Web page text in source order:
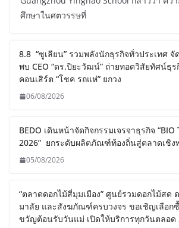
ศึกษาในศตวรรษที่
8.8 “ซูเลียน” รวมพลังนักธุรกิจทั่วประเทศ
พบ CEO “ดร.ปิยะวัฒน์” ถ่ายทอดวิสัยทัศน์ธุ
คอนเสิร์ต “โชค รถแห่” ยกวง
06/08/2026
BEDO เดินหน้าจัดกิจกรรมเจรจาธุรกิจ “BIO
2026” ยกระดับผลิตภัณฑ์ท้องถิ่นสู่ตลาดเชิง
05/08/2026
“ตลาดดอกไม้สี่มุมเมือง” ศูนย์รวมดอกไม้สด
มาลัย และสังฆภัณฑ์ครบวงจร ขอเชิญเลือก
ขวัญต้อนรับวันแม่ เปิดให้บริการทุกวันตลอด